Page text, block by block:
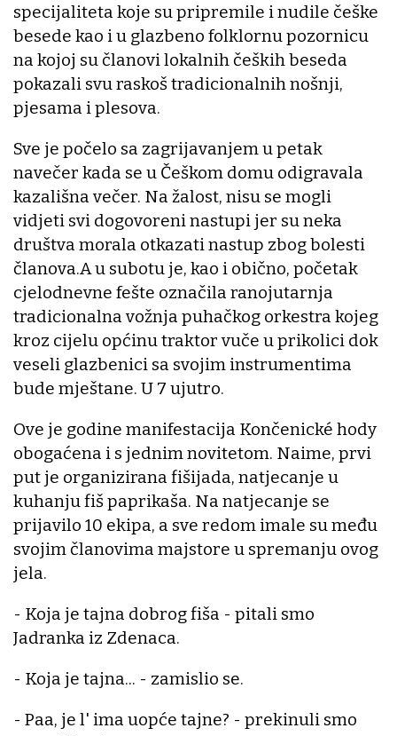
specijaliteta koje su pripremile i nudile češke
besede kao i u glazbeno folklornu pozornicu
na kojoj su članovi lokalnih čeških beseda
pokazali svu raskoš tradicionalnih nošnji,
pjesama i plesova.
Sve je počelo sa zagrijavanjem u petak
navečer kada se u Češkom domu odigravala
kazališna večer. Na žalost, nisu se mogli
vidjeti svi dogovoreni nastupi jer su neka
društva morala otkazati nastup zbog bolesti
članova.A u subotu je, kao i obično, početak
cjelodnevne fešte označila ranojutarnja
tradicionalna vožnja puhačkog orkestra kojeg
kroz cijelu općinu traktor vuče u prikolici dok
veseli glazbenici sa svojim instrumentima
bude mještane. U 7 ujutro.
Ove je godine manifestacija Končenické hody
obogaćena i s jednim novitetom. Naime, prvi
put je organizirana fišijada, natjecanje u
kuhanju fiš paprikaša. Na natjecanje se
prijavilo 10 ekipa, a sve redom imale su među
svojim članovima majstore u spremanju ovog
jela.
- Koja je tajna dobrog fiša - pitali smo
Jadranka iz Zdenaca.
- Koja je tajna... - zamislio se.
- Paa, je l' ima uopće tajne? - prekinuli smo